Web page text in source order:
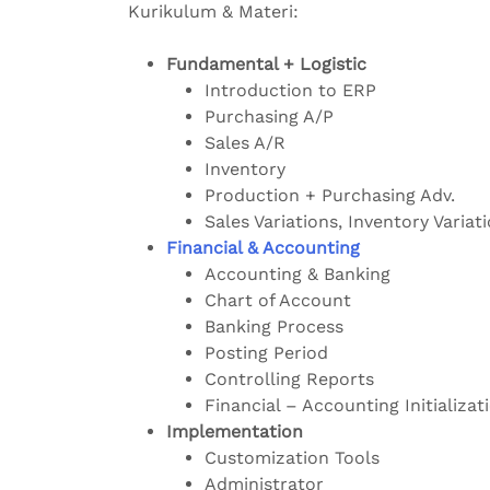
Kurikulum & Materi:
Fundamental + Logistic
Introduction to ERP
Purchasing A/P
Sales A/R
Inventory
Production + Purchasing Adv.
Sales Variations, Inventory
Financial & Accounting
Accounting & Banking
Chart of Account
Banking Process
Posting Period
Controlling Reports
Financial – Accounting
Implementation
Customization Tools
Administrator